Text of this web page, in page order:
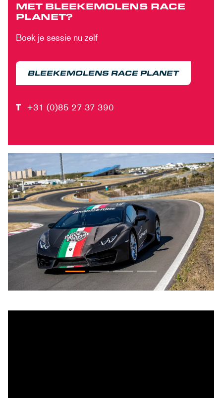
MET BLEEKEMOLENS RACE
PLANET?
Boek je sessie nu zelf
BLEEKEMOLENS RACE PLANET
T +31 (0)85 27 37 390